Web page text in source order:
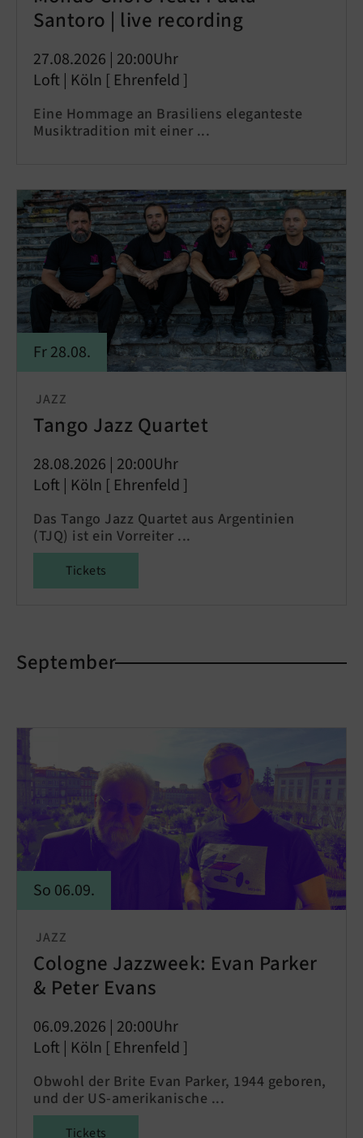
Santoro | live recording
27.08.2026 | 20:00Uhr
Loft | Köln [ Ehrenfeld ]
Eine Hommage an Brasiliens eleganteste
Musiktradition mit einer ...
JAZZ
Tango Jazz Quartet
28.08.2026 | 20:00Uhr
Loft | Köln [ Ehrenfeld ]
Das Tango Jazz Quartet aus Argentinien
(TJQ) ist ein Vorreiter ...
Tickets
Fr 28.08.
September
JAZZ
Cologne Jazzweek: Evan Parker
& Peter Evans
06.09.2026 | 20:00Uhr
Loft | Köln [ Ehrenfeld ]
Obwohl der Brite Evan Parker, 1944 geboren,
und der US-amerikanische ...
Tickets
So 06.09.